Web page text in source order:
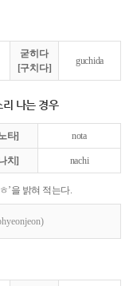
굳히다
[구치다]
guchida
리 나는 경우
타] nota
치] nachi
’을 밝혀 적는다.